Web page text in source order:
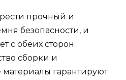
прочный и
безопасности, и
с обеих сторон.
сборки и
гарантируют